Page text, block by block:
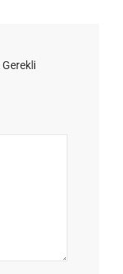
Gerekli